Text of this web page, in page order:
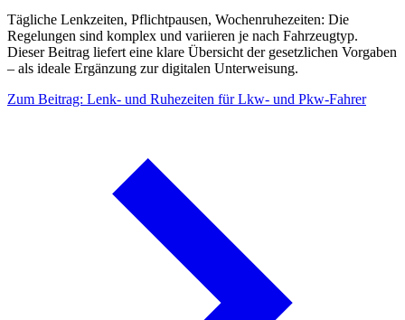
Tägliche Lenkzeiten, Pflichtpausen, Wochenruhezeiten: Die
Regelungen sind komplex und variieren je nach Fahrzeugtyp.
Dieser Beitrag liefert eine klare Übersicht der gesetzlichen Vorgaben
– als ideale Ergänzung zur digitalen Unterweisung.
Zum Beitrag: Lenk- und Ruhezeiten für Lkw- und Pkw-Fahrer